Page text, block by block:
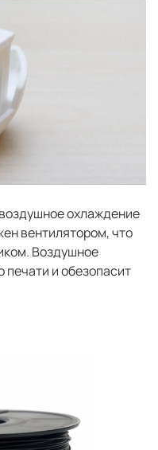
охлаждение
вентилятором, что
Воздушное
и обезопасит